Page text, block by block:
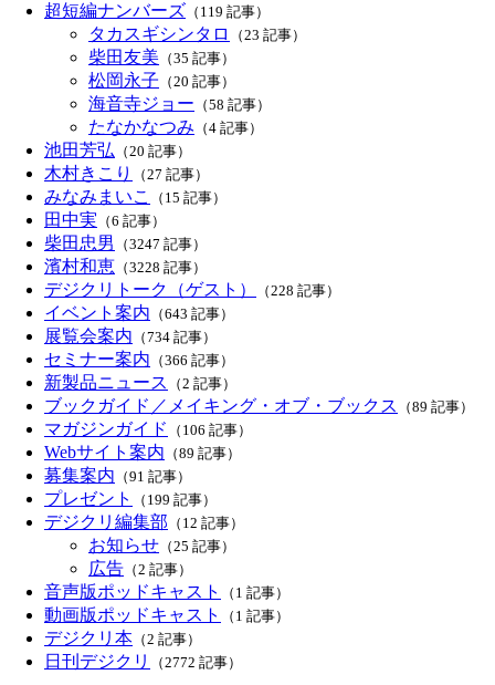
超短編ナンバーズ （119 記事）
タカスギシンタロ （23 記事）
柴田友美 （35 記事）
松岡永子 （20 記事）
海音寺ジョー （58 記事）
たなかなつみ （4 記事）
池田芳弘 （20 記事）
木村きこり （27 記事）
みなみまいこ （15 記事）
田中実 （6 記事）
柴田忠男 （3247 記事）
濱村和恵 （3228 記事）
デジクリトーク（ゲスト） （228 記事）
イベント案内 （643 記事）
展覧会案内 （734 記事）
セミナー案内 （366 記事）
新製品ニュース （2 記事）
ブックガイド／メイキング・オブ・ブックス （89 記事）
マガジンガイド （106 記事）
Webサイト案内 （89 記事）
募集案内 （91 記事）
プレゼント （199 記事）
デジクリ編集部 （12 記事）
お知らせ （25 記事）
広告 （2 記事）
音声版ポッドキャスト （1 記事）
動画版ポッドキャスト （1 記事）
デジクリ本 （2 記事）
日刊デジクリ （2772 記事）